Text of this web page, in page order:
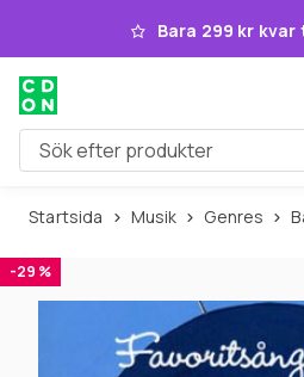
Hoppa till huvudinnehållet
Bara 299 kr
Sök efter produkter
Startsida Musik Genres
-29 %